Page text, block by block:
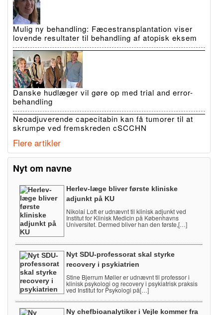
Mulig ny behandling: Fæcestransplantation viser
lovende resultater til behandling af atopisk eksem
Danske hudlæger vil gøre op med trial and error-
behandling
Neoadjuverende capecitabin kan få tumorer til at
skrumpe ved fremskreden cSCCHN
Flere artikler
Nyt om navne
Herlev-læge bliver første kliniske
adjunkt på KU
Nikolai Loft er udnævnt til klinisk adjunkt ved
Institut for Klinisk Medicin på Københavns
Universitet. Dermed bliver han den første,[…]
Nyt SDU-professorat skal styrke
recovery i psykiatrien
Stine Bjerrum Møller er udnævnt til professor i
klinisk psykologi og recovery i psykiatrisk praksis
ved Institut for Psykologi på[…]
Ny chefbioanalytiker i Vejle kommer fra